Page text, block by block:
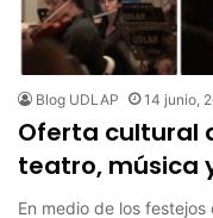
Blog UDLAP 14 junio,
Oferta cultural
teatro, música
En medio de los